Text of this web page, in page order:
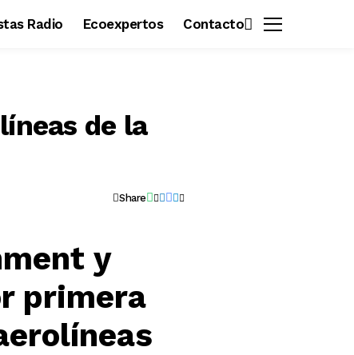
Radio Ecoexpertos Contacto
de la
Share
y
primera